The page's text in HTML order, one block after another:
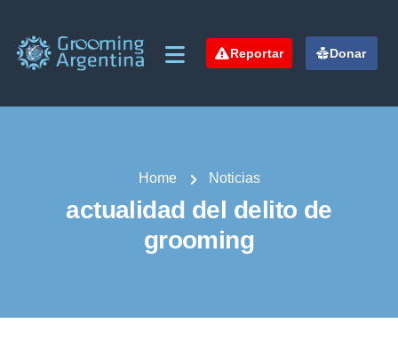
Reportar Donar
Home Noticias
actualidad del delito de
grooming